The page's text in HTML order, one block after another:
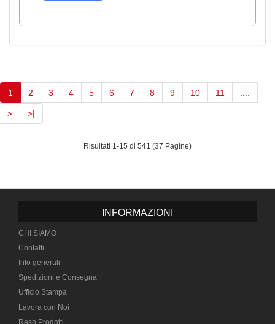
1 (current)
2 3 4 5 6 7 8 9 10 11
> >|
Risultati 1-15 di 541 (37 Pagine)
INFORMAZIONI
CHI SIAMO
Contatti
Info generali
Spedizioni e Consegna
Ufficio Stampa
Lavora con Noi
Reso Prodotti